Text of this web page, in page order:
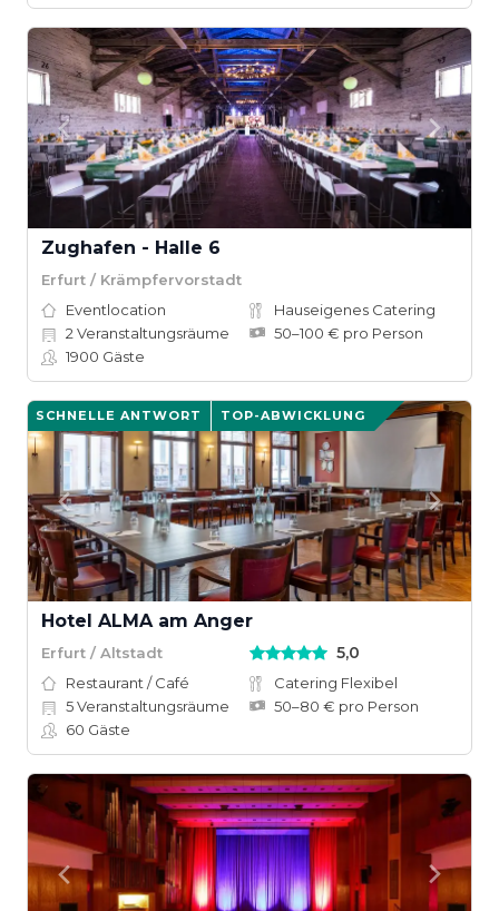
Zughafen - Halle 6
Erfurt / Krämpfervorstadt
Eventlocation
Hauseigenes Catering
2 Veranstaltungsräume
50–100 € pro Person
1900 Gäste
SCHNELLE ANTWORT TOP-ABWICKLUNG
Hotel ALMA am Anger
Erfurt / Altstadt 5,0
Restaurant / Café
Catering Flexibel
5Veranstaltungsräume
50–80 € pro Person
60 Gäste